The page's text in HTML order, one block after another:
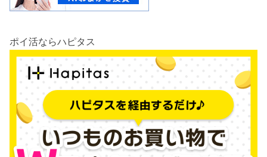
ポイ活ならハピタス